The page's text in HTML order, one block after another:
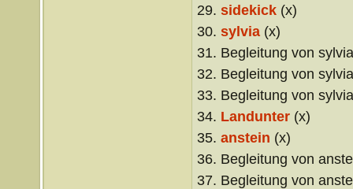
29. sidekick(x)
30. sylvia(x)
31. Begleitung von
32. Begleitung von
33. Begleitung von
34. Landunter(x)
35. anstein (x)
36. Begleitung von
37. Begleitung von